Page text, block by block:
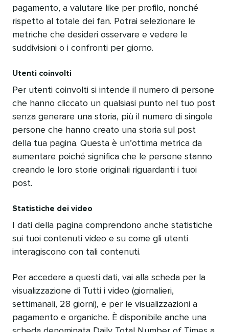
pagamento, a valutare like per profilo, nonché
rispetto al totale dei fan. Potrai selezionare le
metriche che desideri osservare e vedere le
suddivisioni o i confronti per giorno.
Utenti coinvolti
Per utenti coinvolti si intende il numero di persone
che hanno cliccato un qualsiasi punto nel tuo post
senza generare una storia, più il numero di singole
persone che hanno creato una storia sul post
della tua pagina. Questa è un’ottima metrica da
aumentare poiché significa che le persone stanno
creando le loro storie originali riguardanti i tuoi
post.
Statistiche dei video
I dati della pagina comprendono anche statistiche
sui tuoi contenuti video e su come gli utenti
interagiscono con tali contenuti.
Per accedere a questi dati, vai alla scheda per la
visualizzazione di Tutti i video (giornalieri,
settimanali, 28 giorni), e per le visualizzazioni a
pagamento e organiche. È disponibile anche una